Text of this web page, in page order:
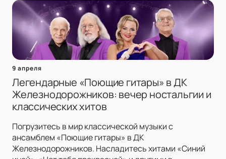
9 апреля
Легендарные «Поющие гитары» в ДК
Железнодорожников: вечер ностальгии и
классических хитов
Погрузитесь в мир классической музыки с
ансамблем «Поющие гитары» в ДК
Железнодорожников. Насладитесь хитами «Синий